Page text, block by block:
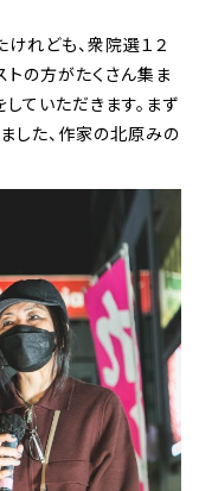
れども、衆院選１２
の方がたくさん集ま
ていただきます。まず
した、作家の北原みの